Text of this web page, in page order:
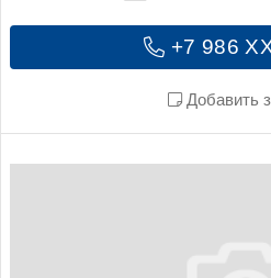
+7 986
Добавить